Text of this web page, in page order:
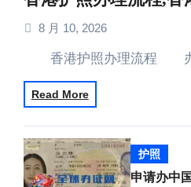
8 月 10, 2026
香港护照办理流程 办
Read More
护照
申请办中